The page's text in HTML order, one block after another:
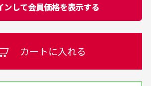
ンして会員価格を表示する
カートに入れる